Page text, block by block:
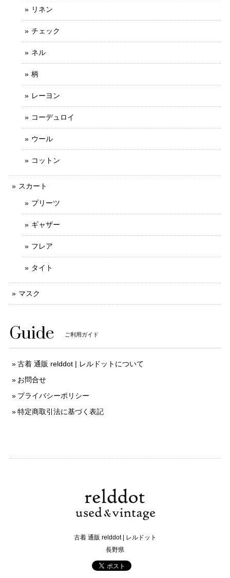
リネン
チェック
ネル
柄
レーヨン
コーデュロイ
ウール
コットン
スカート
プリーツ
ギャザー
フレア
タイト
マスク
Guide ご利用ガイド
古着 通販 relddot | レルドットについて
お問合せ
プライバシーポリシー
特定商取引法に基づく表記
古着 通販 relddot | レルドット
長野県